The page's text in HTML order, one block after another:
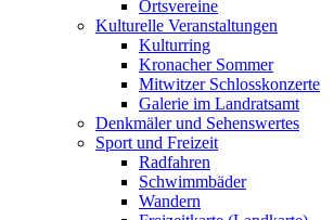
Ortsvereine
Kulturelle Veranstaltungen
Kulturring
Kronacher Sommer
Mitwitzer Schlosskonzerte
Galerie im Landratsamt
Denkmäler und Sehenswertes
Sport und Freizeit
Radfahren
Schwimmbäder
Wandern